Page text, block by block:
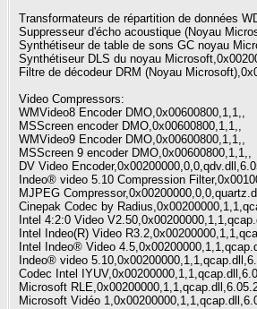
Transformateurs de répartition de données
Suppresseur d'écho acoustique (Noyau
Synthétiseur de table de sons GC noyau
Synthétiseur DLS du noyau
Filtre de décodeur DRM (Noyau
Video Compressors:
WMVideo8 Encoder DMO,0x00600800,1,1,,
MSScreen encoder DMO,0x00600800,1,1,,
WMVideo9 Encoder DMO,0x00600800,1,1,,
MSScreen 9 encoder DMO,0x00600800,1,1,,
DV Video
Indeo® video 5.10 Compression
MJPEG
Cinepak Codec by
Intel 4:2:0 Video
Intel Indeo(R) Video
Intel Indeo® Video
Indeo® video
Codec Intel
Microsoft
Microsoft Vidéo